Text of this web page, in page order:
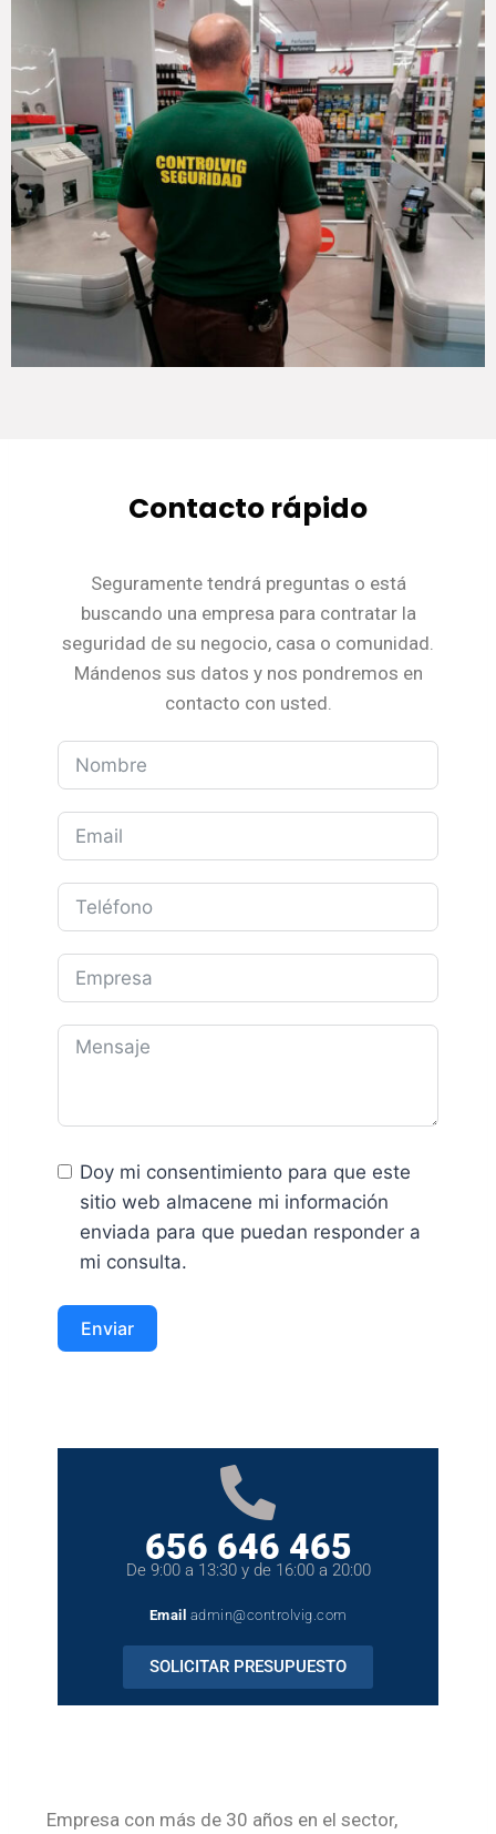
Contacto rápido
Seguramente tendrá preguntas o está
buscando una empresa para contratar la
seguridad de su negocio, casa o comunidad.
Mándenos sus datos y nos pondremos en
contacto con usted.
Doy mi consentimiento para que este
sitio web almacene mi información
enviada para que puedan responder a
mi consulta.
Enviar
656 646 465
De 9:00 a 13:30 y de 16:00 a 20:00
Email admin@controlvig.com
SOLICITAR PRESUPUESTO
Empresa con más de 30 años en el sector,